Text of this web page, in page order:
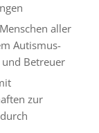
aller
Autismus-
Betreuer
zur